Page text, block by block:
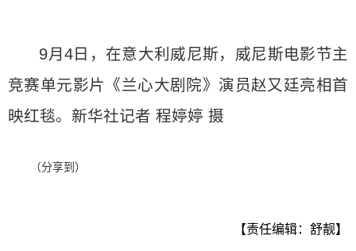
9月4日，在意大利威尼斯，威尼斯电影节主
竞赛单元影片《兰心大剧院》演员赵又廷亮相首
映红毯。新华社记者 程婷婷 摄
（分享到）
【责任编辑：舒靓】